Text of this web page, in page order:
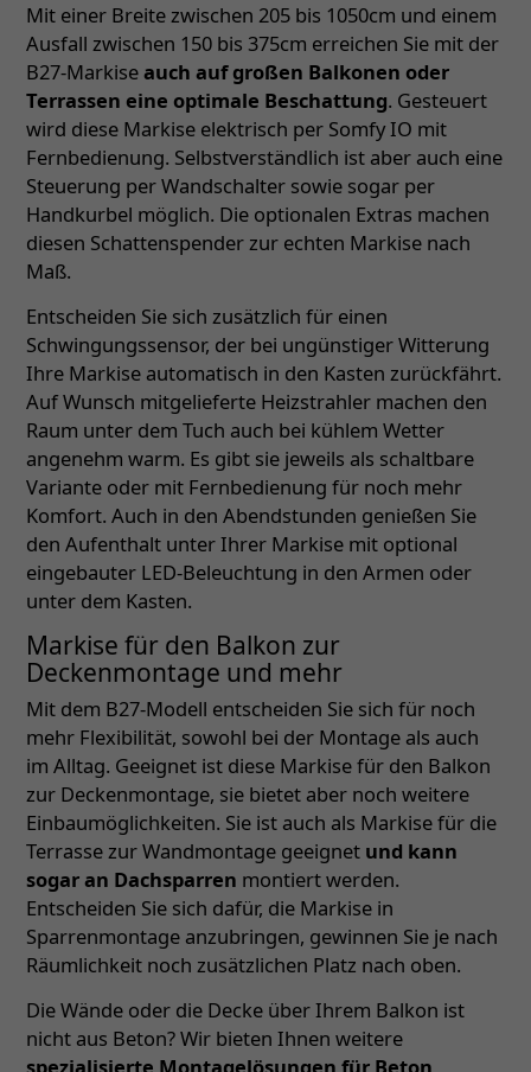
Mit einer Breite zwischen 205 bis 1050cm und einem
Ausfall zwischen 150 bis 375cm erreichen Sie mit der
B27-Markiseauch auf großen Balkonen oder
Terrassen eine optimale Beschattung. Gesteuert
wird diese Markise elektrisch per Somfy IO mit
Fernbedienung. Selbstverständlich ist aber auch eine
Steuerung per Wandschalter sowie sogar per
Handkurbel möglich. Die optionalen Extras machen
diesen Schattenspender zur echten Markise nach
Maß.
Entscheiden Sie sich zusätzlich für einen
Schwingungssensor, der bei ungünstiger Witterung
Ihre Markise automatisch in den Kasten zurückfährt.
Auf Wunsch mitgelieferte Heizstrahler machen den
Raum unter dem Tuch auch bei kühlem Wetter
angenehm warm. Es gibt sie jeweils als schaltbare
Variante oder mit Fernbedienung für noch mehr
Komfort. Auch in den Abendstunden genießen Sie
den Aufenthalt unter Ihrer Markise mit optional
eingebauter LED-Beleuchtung in den Armen oder
unter dem Kasten.
Markise für den Balkon zur
Deckenmontage und mehr
Mit dem B27-Modell entscheiden Sie sich für noch
mehr Flexibilität, sowohl bei der Montage als auch
im Alltag. Geeignet ist diese Markise für den Balkon
zur Deckenmontage, sie bietet aber noch weitere
Einbaumöglichkeiten. Sie ist auch als Markise für die
Terrasse zur Wandmontage geeignet und kann
sogar an Dachsparren montiert werden.
Entscheiden Sie sich dafür, die Markise in
Sparrenmontage anzubringen, gewinnen Sie je nach
Räumlichkeit noch zusätzlichen Platz nach oben.
Die Wände oder die Decke über Ihrem Balkon ist
nicht aus Beton? Wir bieten Ihnen weitere